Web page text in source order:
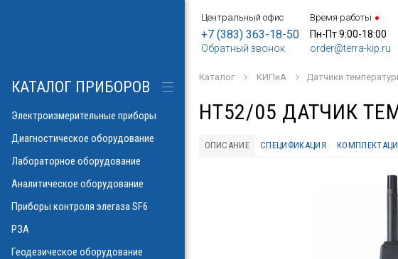
Центральный офис
+7 (383) 363-18-50
Обратный звонок
Время работы
Пн-Пт 9:00-18:00
order@terra-kip.ru
Каталог КИПиА Датчики
HT52/05 ДАТЧИК
ОПИСАНИЕ СПЕЦИФИКАЦИЯ
КАТАЛОГ ПРИБОРОВ
Электроизмерительные приборы
Диагностическое оборудование
Лабораторное оборудование
Аналитическое оборудование
Приборы контроля элегаза SF6
РЗА
Геодезическое оборудование
элегаза
потерь\
и влажности
газов в масле
линий
потоков
РПН